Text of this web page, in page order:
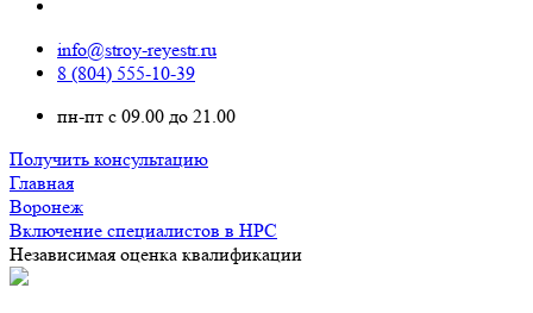
info@stroy-reyestr.ru
8 (804) 555-10-39
пн-пт с 09.00 до 21.00
Получить консультацию
Главная
Воронеж
Включение специалистов в НРС
Независимая оценка квалификации